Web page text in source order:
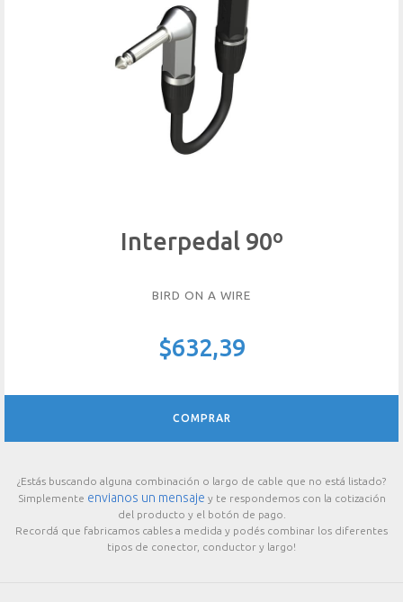
Interpedal 90º
BIRD ON A WIRE
$632,39
COMPRAR
¿Estás buscando alguna combinación o largo de cable que no está listado?
Simplemente envianos un mensaje y te respondemos con la cotización
del producto y el botón de pago.
Recordá que fabricamos cables a medida y podés combinar los diferentes
tipos de conector, conductor y largo!